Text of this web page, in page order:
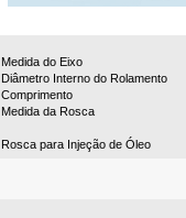
Medida do Eixo
Diâmetro Interno do Rolamento
Comprimento
Medida da Rosca
Rosca para Injeção de Óleo